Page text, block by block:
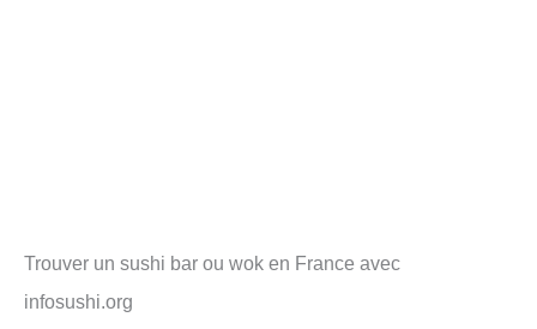
Trouver un sushi bar ou wok en France avec
infosushi.org